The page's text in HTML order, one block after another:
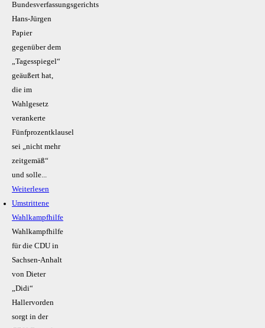
Bundesverfassungsgerichts
Hans-Jürgen
Papier
gegenüber dem
„Tagesspiegel“
geäußert hat,
die im
Wahlgesetz
verankerte
Fünfprozentklausel
sei „nicht mehr
zeitgemäß“
und solle...
Weiterlesen
Umstrittene
Wahlkampfhilfe
Wahlkampfhilfe
für die CDU in
Sachsen-Anhalt
von Dieter
„Didi“
Hallervorden
sorgt in der